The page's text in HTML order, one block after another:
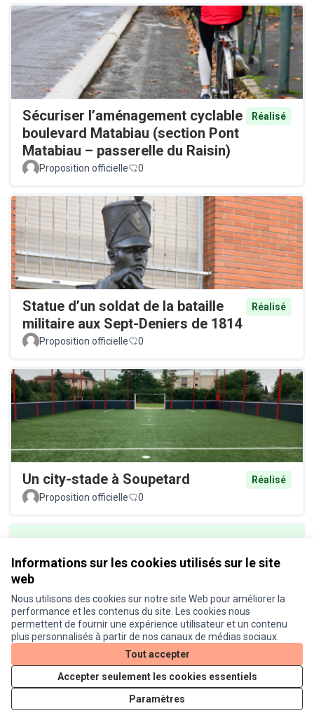
Informations sur les cookies utilisés sur le site
web
Nous utilisons des cookies sur notre site Web pour améliorer la
performance et les contenus du site. Les cookies nous
permettent de fournir une expérience utilisateur et un contenu
plus personnalisés à partir de nos canaux de médias sociaux.
Tout accepter
Accepter seulement les cookies essentiels
Paramètres
Sécuriser l’aménagement cyclable
boulevard Matabiau (section Pont
Matabiau – passerelle du Raisin)
Réalisé
Proposition officielle 0
Statue d’un soldat de la bataille
militaire aux Sept-Deniers de 1814
Réalisé
Proposition officielle 0
Un city-stade à Soupetard
Réalisé
Proposition officielle
0
Un éclairage plus écologique au
Réalisé
Proposition officielle